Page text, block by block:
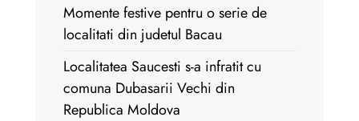
Momente festive pentru o serie de
localitati din judetul Bacau
Localitatea Saucesti s-a infratit cu
comuna Dubasarii Vechi din
Republica Moldova